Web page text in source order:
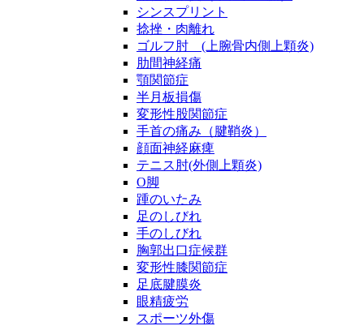
シンスプリント
捻挫・肉離れ
ゴルフ肘 (上腕骨内側上顆炎)
肋間神経痛
顎関節症
半月板損傷
変形性股関節症
手首の痛み（腱鞘炎）
顔面神経麻痺
テニス肘(外側上顆炎)
O脚
踵のいたみ
足のしびれ
手のしびれ
胸郭出口症候群
変形性膝関節症
足底腱膜炎
眼精疲労
スポーツ外傷